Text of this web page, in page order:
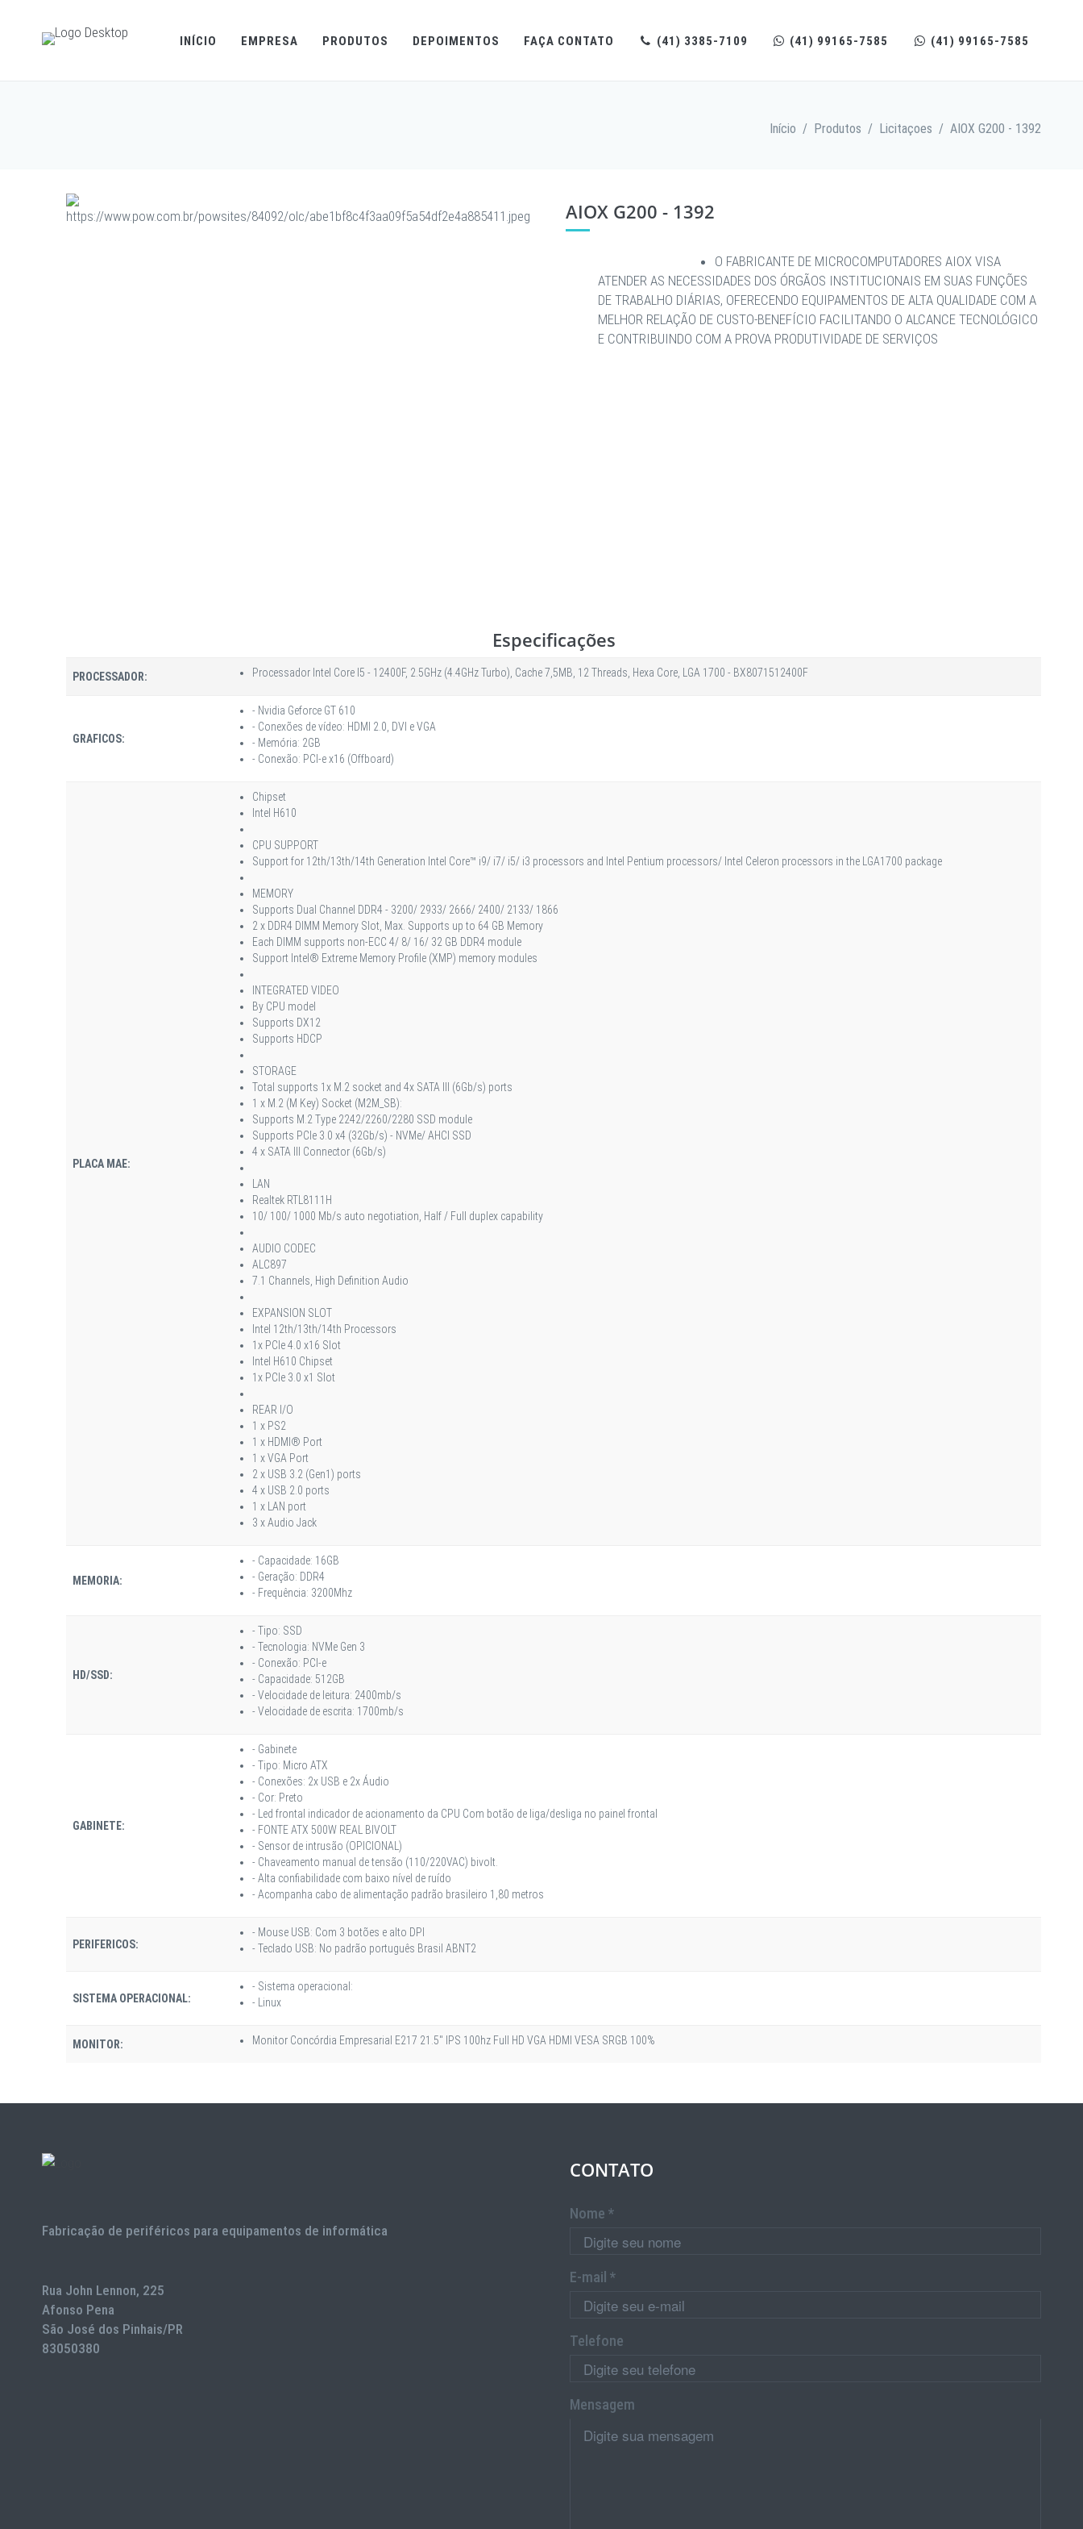
INÍCIO EMPRESA PRODUTOS DEPOIMENTOS FAÇA CONTATO (41) 3385-7109 (41) 99165-7585 (41) 99165-7585
Início / Produtos / Licitaçoes / AIOX G200 - 1392
AIOX G200 - 1392
O FABRICANTE DE MICROCOMPUTADORES AIOX VISA
ATENDER AS NECESSIDADES DOS ÓRGÃOS INSTITUCIONAIS EM SUAS FUNÇÕES
DE TRABALHO DIÁRIAS, OFERECENDO EQUIPAMENTOS DE ALTA QUALIDADE COM A
MELHOR RELAÇÃO DE CUSTO-BENEFÍCIO FACILITANDO O ALCANCE TECNOLÓGICO
E CONTRIBUINDO COM A PROVA PRODUTIVIDADE DE SERVIÇOS
Especificações
PROCESSADOR: Processador Intel Core I5 - 12400F, 2.5GHz (4.4GHz Turbo), Cache 7,5MB, 12 Threads, Hexa Core, LGA 1700 - BX8071512400F
GRAFICOS:
- Nvidia Geforce GT 610
- Conexões de vídeo: HDMI 2.0, DVI e VGA
- Memória: 2GB
- Conexão: PCI-e x16 (Offboard)
PLACA MAE:
Chipset
Intel H610
CPU SUPPORT
Support for 12th/13th/14th Generation Intel Core™ i9/ i7/ i5/ i3 processors and Intel Pentium processors/ Intel Celeron processors in the LGA1700 package
MEMORY
Supports Dual Channel DDR4 - 3200/ 2933/ 2666/ 2400/ 2133/ 1866
2 x DDR4 DIMM Memory Slot, Max. Supports up to 64 GB Memory
Each DIMM supports non-ECC 4/ 8/ 16/ 32 GB DDR4 module
Support Intel® Extreme Memory Profile (XMP) memory modules
INTEGRATED VIDEO
By CPU model
Supports DX12
Supports HDCP
STORAGE
Total supports 1x M.2 socket and 4x SATA III (6Gb/s) ports
1 x M.2 (M Key) Socket (M2M_SB):
Supports M.2 Type 2242/2260/2280 SSD module
Supports PCIe 3.0 x4 (32Gb/s) - NVMe/ AHCI SSD
4 x SATA III Connector (6Gb/s)
LAN
Realtek RTL8111H
10/ 100/ 1000 Mb/s auto negotiation, Half / Full duplex capability
AUDIO CODEC
ALC897
7.1 Channels, High Definition Audio
EXPANSION SLOT
Intel 12th/13th/14th Processors
1x PCIe 4.0 x16 Slot
Intel H610 Chipset
1x PCIe 3.0 x1 Slot
REAR I/O
1 x PS2
1 x HDMI® Port
1 x VGA Port
2 x USB 3.2 (Gen1) ports
4 x USB 2.0 ports
1 x LAN port
3 x Audio Jack
MEMORIA:
- Capacidade: 16GB
- Geração: DDR4
- Frequência: 3200Mhz
HD/SSD:
- Tipo: SSD
- Tecnologia: NVMe Gen 3
- Conexão: PCI-e
- Capacidade: 512GB
- Velocidade de leitura: 2400mb/s
- Velocidade de escrita: 1700mb/s
GABINETE:
- Gabinete
- Tipo: Micro ATX
- Conexões: 2x USB e 2x Áudio
- Cor: Preto
- Led frontal indicador de acionamento da CPU Com botão de liga/desliga no painel frontal
- FONTE ATX 500W REAL BIVOLT
- Sensor de intrusão (OPICIONAL)
- Chaveamento manual de tensão (110/220VAC) bivolt.
- Alta confiabilidade com baixo nível de ruído
- Acompanha cabo de alimentação padrão brasileiro 1,80 metros
PERIFERICOS:
- Mouse USB: Com 3 botões e alto DPI
- Teclado USB: No padrão português Brasil ABNT2
SISTEMA OPERACIONAL:
- Sistema operacional:
- Linux
MONITOR: Monitor Concórdia Empresarial E217 21.5'' IPS 100hz Full HD VGA HDMI VESA SRGB 100%
Fabricação de periféricos para equipamentos de informática
Rua John Lennon, 225
Afonso Pena
São José dos Pinhais/PR
83050380
CONTATO
Nome *
E-mail *
Telefone
Mensagem